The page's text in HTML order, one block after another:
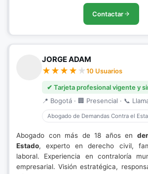
Contactar
JORGE ADAM
10 Usuarios
✔ Tarjeta profesional vigente y
📍 Bogotá · 🏢 Presencial · 📞
Abogado de Demandas Contra el
Abogado con más de 18 años en
Estado, experto en derecho civil,
laboral. Experiencia en contraloría
empresarial. Visión estratégica,